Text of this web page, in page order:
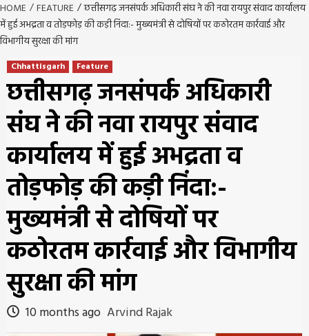
HOME FEATURE
छत्तीसगढ़ जनसंपर्क अधिकारी संघ ने की नवा रायपुर संवाद कार्यालय
में हुई अभद्रता व तोड़फोड़ की कड़ी निंदा:- मुख्यमंत्री से दोषियों पर कठोरतम कार्रवाई और
विभागीय सुरक्षा की मांग
Chhattisgarh Feature
छत्तीसगढ़ जनसंपर्क अधिकारी
संघ ने की नवा रायपुर संवाद
कार्यालय में हुई अभद्रता व
तोड़फोड़ की कड़ी निंदा:-
मुख्यमंत्री से दोषियों पर
कठोरतम कार्रवाई और विभागीय
सुरक्षा की मांग
10 months ago Arvind Rajak